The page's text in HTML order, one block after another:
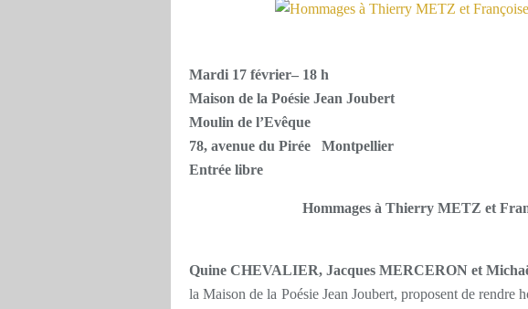
Mardi 17 février– 18 h
Maison de la Poésie Jean Joubert
Moulin de l’Evêque
78, avenue du Pirée Montpellier
Entrée libre
Hommages à Thierry METZ et
Quine CHEVALIER, Jacques MERCERON et
la Maison de la Poésie Jean Joubert, proposent de rendre